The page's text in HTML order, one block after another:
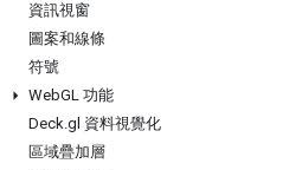
資訊視窗
圖案和線條
符號
WebGL 功能
Deck.gl 資料視覺化
區域疊加層